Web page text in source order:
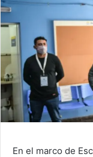
En el marco de